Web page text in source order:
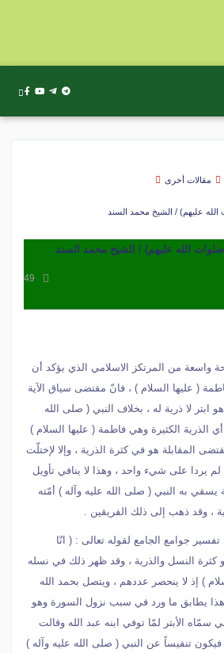
مقالات أخرى
الله عليهم) / الشيخ محمد السند
(صلوات الله عليهم) / الشيخ محمد السند
49
واسعة من المرتكز الاسلامي الذي يؤكد أن
( عليها السلام ) ، فانّ مقتضى سياق الآية
ابتر لا ذرية له ، بخلاف النبي ( صلى الله
الذرية الكثيرة وهي فاطمة ( عليها السلام )
المقابلة هو في كثرة الذرية ، وإلا لإختلّت
لم يردا على شيء واحد ، وهذا لا ينافي تأويل
يسقي به النبي ( صلى الله عليه وآله ) أمّته
، وقد ذهب إلى ذلك الفريقين .
جوامع الجامع لقوله تعالى : ( انّا
كثرة النسل والذرية ، وقد ظهر ذلك في نسله
) إذ لا ينحصر عددهم ، ويتصل بحمد الله
يطابق ما ورد في سبب نزول السورة وهو
الأبتر لمّا توفي ابنه عبد الله وقالت
تنفيساً عن النبي ( صلى الله عليه وآله )